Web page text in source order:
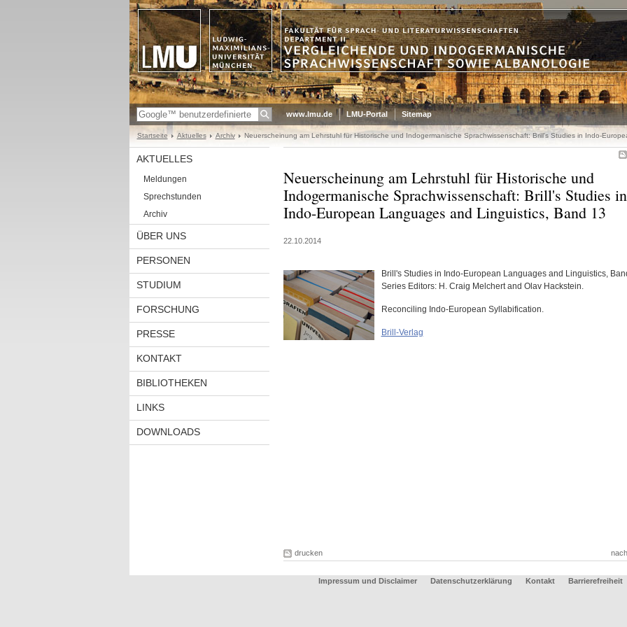
www.lmu.de LMU-Portal Sitemap
Startseite Aktuelles Archiv Neuerscheinung am Lehrstuhl für Historische und Indogermanische Sprachwissenschaft: Brill's Studies in Indo-
AKTUELLES
Meldungen
Sprechstunden
Archiv
ÜBER UNS
PERSONEN
STUDIUM
FORSCHUNG
PRESSE
KONTAKT
BIBLIOTHEKEN
LINKS
DOWNLOADS
Neuerscheinung am Lehrstuhl für Historische und
Indogermanische Sprachwissenschaft: Brill's Studies in
Indo-European Languages and Linguistics, Band 13
22.10.2014
Brill's Studies in Indo-European Languages and Linguistics,
Series Editors: H. Craig Melchert and Olav Hackstein.
Reconciling Indo-European Syllabification.
Brill-Verlag
drucken
Impressum und Disclaimer Datenschutzerklärung Kontakt Barrierefreiheit